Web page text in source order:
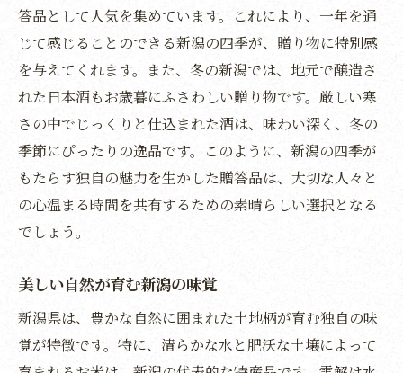
新潟の特産品を通販で届ける利便性
通販で手軽に贈る新潟の味覚
答品として人気を集めています。これにより、一年を通
じて感じることのできる新潟の四季が、贈り物に特別感
を与えてくれます。また、冬の新潟では、地元で醸造さ
れた日本酒もお歳暮にふさわしい贈り物です。厳しい寒
さの中でじっくりと仕込まれた酒は、味わい深く、冬の
季節にぴったりの逸品です。このように、新潟の四季が
もたらす独自の魅力を生かした贈答品は、大切な人々と
の心温まる時間を共有するための素晴らしい選択となる
でしょう。
美しい自然が育む新潟の味覚
新潟県は、豊かな自然に囲まれた土地柄が育む独自の味
覚が特徴です。特に、清らかな水と肥沃な土壌によって